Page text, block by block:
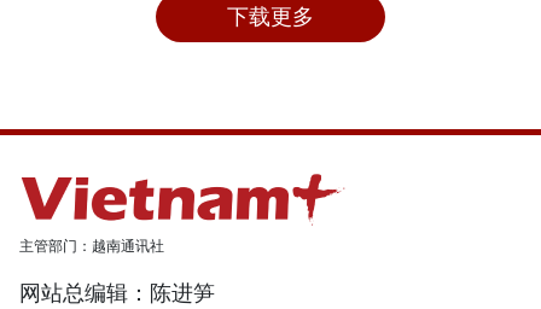
下载更多
主管部门：越南通讯社
网站总编辑：陈进笋